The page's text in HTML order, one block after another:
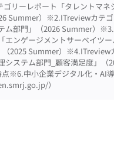
リーレポート「タレントマネ
Summer） ※2.ITreviewカテ
ム部門」（2026 Summer）
エンゲージメントサーベイツ
2025 Summer） ※4.ITreview
システム部門_顧客満足度」（
※6.中小企業デジタル化・AI
）